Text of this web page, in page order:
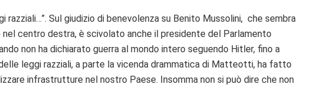
razziali…”. Sul giudizio di benevolenza su Benito Mussolini, che sembra
nel centro destra, è scivolato anche il presidente del Parlamento
non ha dichiarato guerra al mondo intero seguendo Hitler, fino a
leggi razziali, a parte la vicenda drammatica di Matteotti, ha fatto
infrastrutture nel nostro Paese. Insomma non si può dire che non